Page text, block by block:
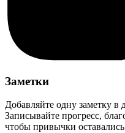
Заметки
Добавляйте одну заметку
Записывайте прогресс,
чтобы привычки